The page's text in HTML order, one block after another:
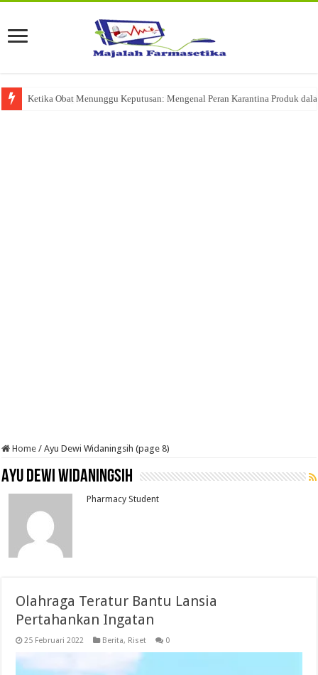
Ketika Obat Menunggu Keputusan: Mengenal Peran Karantina Produk
Home / Ayu Dewi Widaningsih (page 8)
Ayu Dewi Widaningsih
Pharmacy Student
Olahraga Teratur Bantu Lansia
Pertahankan Ingatan
25 Februari 2022 Berita, Riset 0